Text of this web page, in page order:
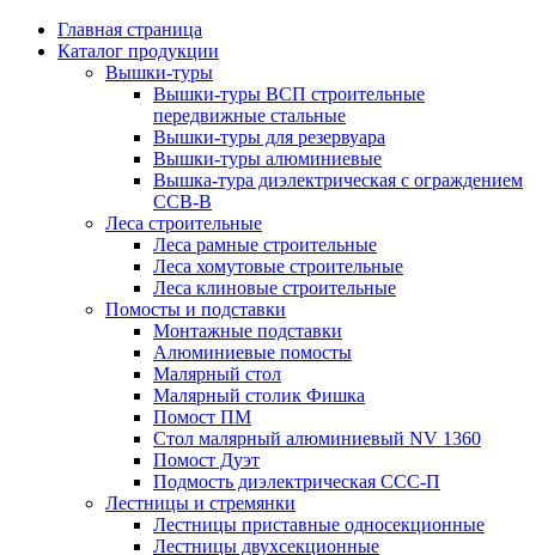
Главная страница
Каталог продукции
Вышки-туры
Вышки-туры ВСП строительные
передвижные стальные
Вышки-туры для резервуара
Вышки-туры алюминиевые
Вышка-тура диэлектрическая с ограждением
ССВ-В
Леса строительные
Леса рамные строительные
Леса хомутовые строительные
Леса клиновые строительные
Помосты и подставки
Монтажные подставки
Алюминиевые помосты
Малярный стол
Малярный столик Фишка
Помост ПМ
Стол малярный алюминиевый NV 1360
Помост Дуэт
Подмость диэлектрическая ССС-П
Лестницы и стремянки
Лестницы приставные односекционные
Лестницы двухсекционные